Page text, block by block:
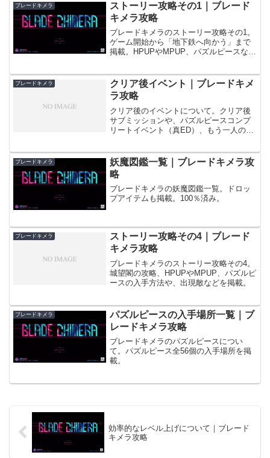
ブレードキメラ
ストーリー攻略その1｜ブレード
キメラ攻略
ブレードキメラのストーリー攻略その1。
ゲーム開始から「地下鉄へ向かう」まで
掲載。HPUPやMPUP、パズルピースなど
ブレードキメラ
クリア後イベント｜ブレードキメ
ラ攻略
クリア後のイベントについて。クリア後
サブミッションや、パズルピースコンプ
リートイベント（真ED）、もう一人のル
ブレードキメラ
妖魔図鑑一覧｜ブレードキメラ攻
略
ブレードキメラの妖魔図鑑一覧。ドロッ
プアイテムも掲載。100％済み。
ブレードキメラ
ストーリー攻略その4｜ブレード
キメラ攻略
ブレードキメラのストーリー攻略その4。
城望閣の攻略、HPUPやMPUP、パズルピ
ースの入手方法や、出現敵などを掲載。
ブレードキメラ
パズルピースの入手場所一覧｜ブ
レードキメラ攻略
ブレードキメラのパズルピースについ
て。パズルピース全56個の入手場所を掲
載。
効率的なレベル上げについて｜ブレード
キメラ攻略